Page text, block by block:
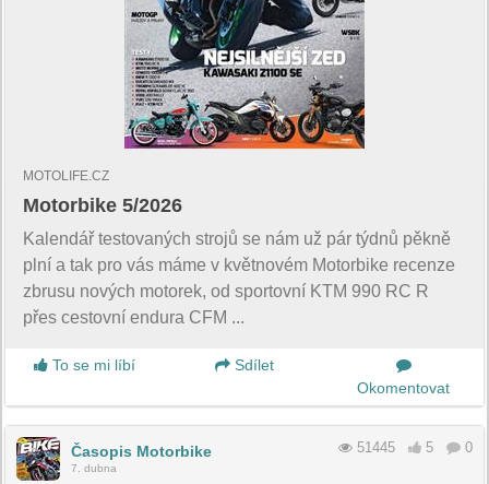
MOTOLIFE.CZ
Motorbike 5/2026
Kalendář testovaných strojů se nám už pár týdnů pěkně
plní a tak pro vás máme v květnovém Motorbike recenze
zbrusu nových motorek, od sportovní KTM 990 RC R
přes cestovní endura CFM ...
To se mi líbí
Sdílet
Okomentovat
Časopis Motorbike
7. dubna
51445 5 0